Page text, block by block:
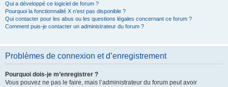
Qui a développé ce logiciel de forum ?
Pourquoi la fonctionnalité X n’est pas disponible ?
Qui contacter pour les abus ou les questions légales concernant ce forum ?
Comment puis-je contacter un administrateur du forum ?
Problèmes de connexion et d’enregistrement
Pourquoi dois-je m’enregistrer ?
Vous pouvez ne pas le faire, mais l’administrateur du forum peut avoir